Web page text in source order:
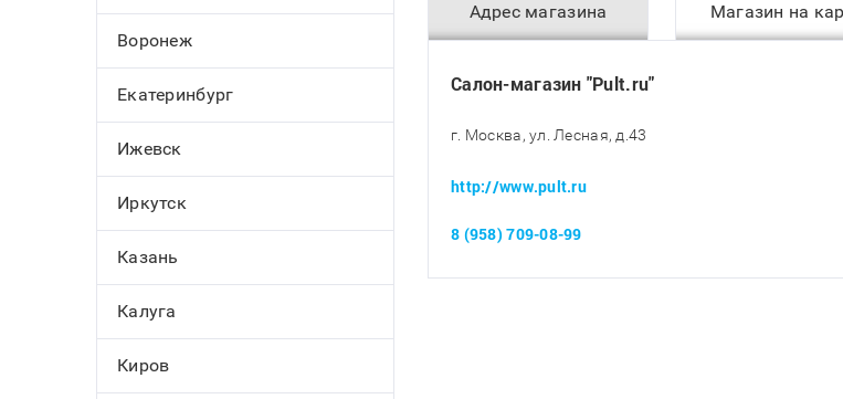
Воронеж
Екатеринбург
Ижевск
Иркутск
Казань
Калуга
Киров
Адрес магазина Магазин на
Салон-магазин "Pult.ru"
г. Москва, ул. Лесная, д.43
http://www.pult.ru
8 (958) 709-08-99